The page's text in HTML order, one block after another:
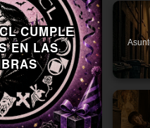
CUMPLE
EN LAS